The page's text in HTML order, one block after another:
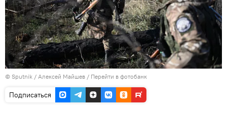
© Sputnik / Алексей Майшев / Перейти в фотобанк
Подписаться